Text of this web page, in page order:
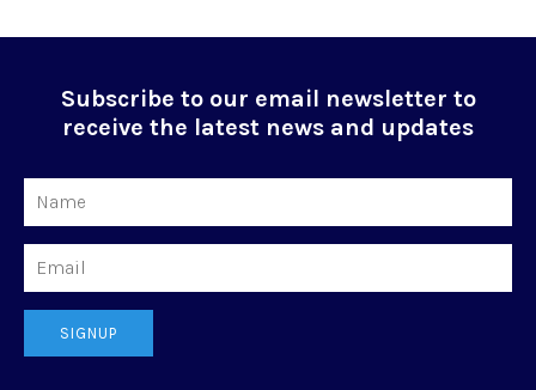
Subscribe to our email newsletter to
receive the latest news and updates
SIGNUP